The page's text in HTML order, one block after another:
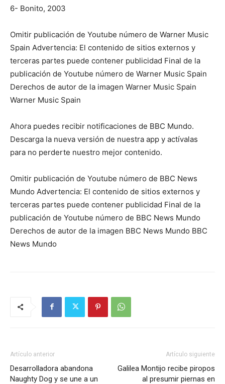
6- Bonito, 2003
Omitir publicación de Youtube número de Warner Music
Spain Advertencia: El contenido de sitios externos y
terceras partes puede contener publicidad Final de la
publicación de Youtube número de Warner Music Spain
Derechos de autor de la imagen Warner Music Spain
Warner Music Spain
Ahora puedes recibir notificaciones de BBC Mundo.
Descarga la nueva versión de nuestra app y actívalas
para no perderte nuestro mejor contenido.
Omitir publicación de Youtube número de BBC News
Mundo Advertencia: El contenido de sitios externos y
terceras partes puede contener publicidad Final de la
publicación de Youtube número de BBC News Mundo
Derechos de autor de la imagen BBC News Mundo BBC
News Mundo
Artículo anterior
Desarrolladora abandona
Naughty Dog y se une a un
Artículo siguiente
Galilea Montijo recibe piropos
al presumir piernas en